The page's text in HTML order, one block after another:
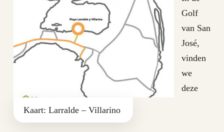
Kaart: Larralde – Villarino
Golf
van San
José,
vinden
we
deze